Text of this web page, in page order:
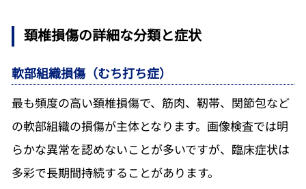
頚椎損傷の詳細な分類と症状
軟部組織損傷（むち打ち症）
最も頻度の高い頚椎損傷で、筋肉、靭帯、関節包など
の軟部組織の損傷が主体となります。画像検査では明
らかな異常を認めないことが多いですが、臨床症状は
多彩で長期間持続することがあります。